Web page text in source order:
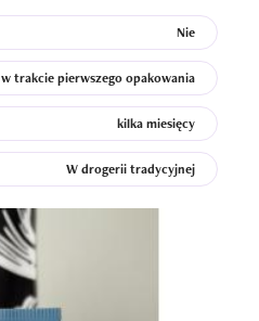
Nie
w trakcie pierwszego opakowania
kilka miesięcy
W drogerii tradycyjnej